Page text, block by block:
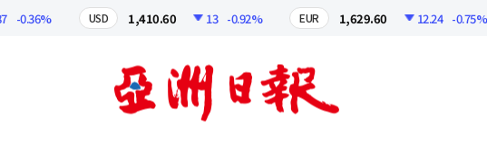
-0.36% USD 1,410.60 13 -0.92% EUR 1,629.60 12.24 -0.75%